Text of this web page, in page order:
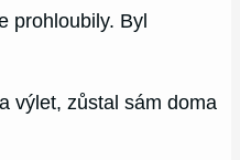
prohloubily. Byl
výlet, zůstal sám doma